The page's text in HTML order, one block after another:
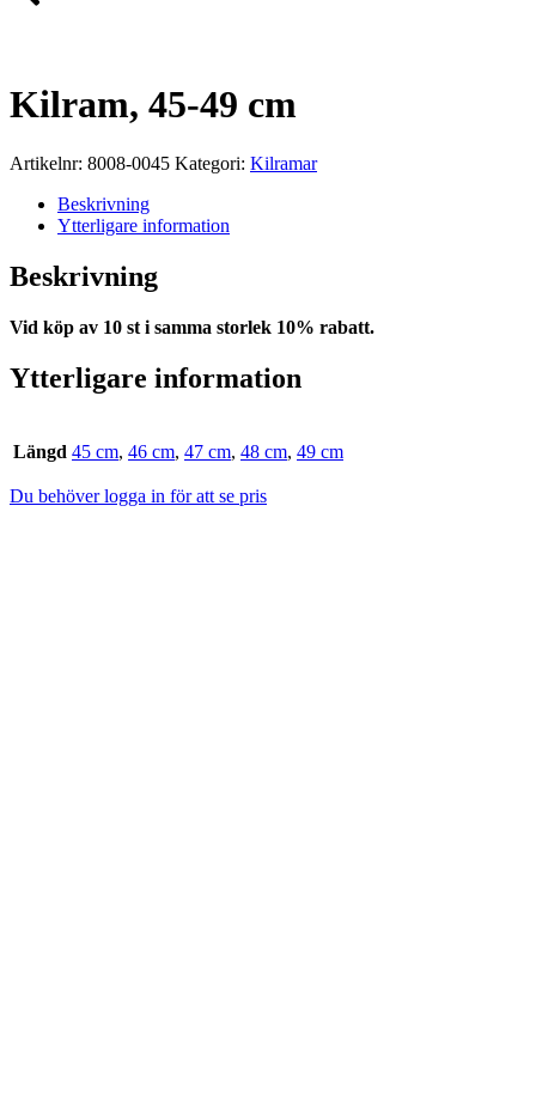
Kilram, 45-49 cm
Artikelnr: 8008-0045 Kategori: Kilramar
Beskrivning
Ytterligare information
Beskrivning
Vid köp av 10 st i samma storlek 10% rabatt.
Ytterligare information
Längd 45 cm, 46 cm, 47 cm, 48 cm, 49 cm
Du behöver logga in för att se pris